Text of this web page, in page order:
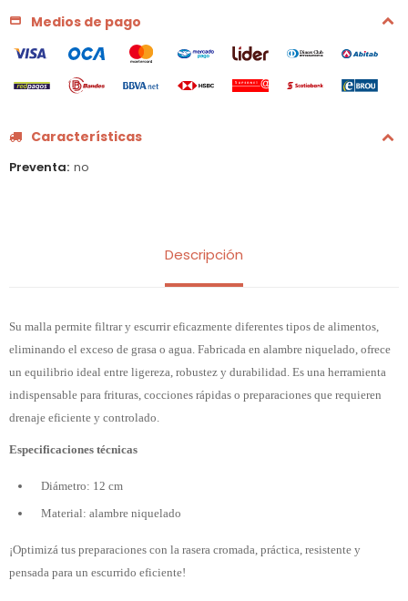
Medios de pago
Características
Preventa no
Descripción
Su malla permite filtrar y escurrir eficazmente diferentes tipos de alimentos,
eliminando el exceso de grasa o agua. Fabricada en alambre niquelado, ofrece
un equilibrio ideal entre ligereza, robustez y durabilidad. Es una herramienta
indispensable para frituras, cocciones rápidas o preparaciones que requieren
drenaje eficiente y controlado.
Especificaciones técnicas
Diámetro: 12 cm
Material: alambre niquelado
¡Optimizá tus preparaciones con la rasera cromada, práctica, resistente y
pensada para un escurrido eficiente!